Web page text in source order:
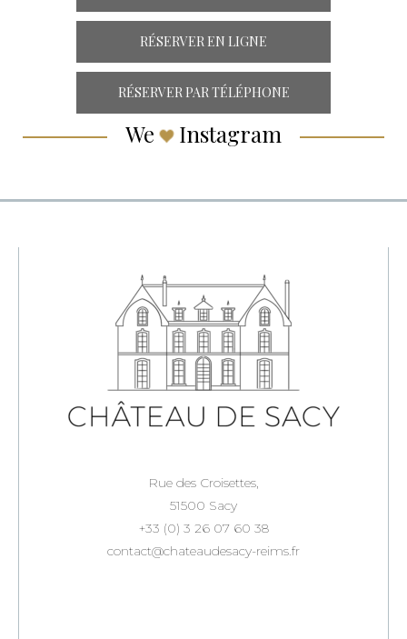
RÉSERVER EN LIGNE
RÉSERVER PAR TÉLÉPHONE
We Instagram
Rue des Croisettes,
51500 Sacy
+33 (0) 3 26 07 60 38
contact@chateaudesacy-reims.fr